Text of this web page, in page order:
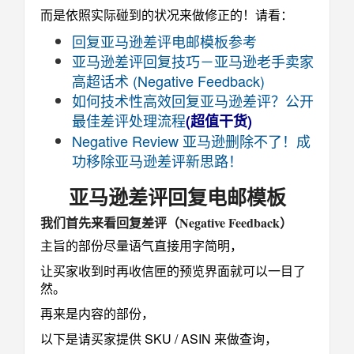
而是依照实际碰到的状况来做修正的！请看：
回复亚马逊差评电邮模板参考
亚马逊差评回复技巧－亚马逊老手卖家
高超话术 (Negative Feedback)
如何技术性高效回复亚马逊差评？公开
最佳差评处理流程(超值干货)
Negative Review 亚马逊删除不了！成
功移除亚马逊差评新思路！
亚马逊差评回复电邮模板
我们首先来看回复差评（Negative Feedback）
主旨的部份尽量语气直接用字简明，
让买家收到时再收信匣的预览界面就可以一目了
然。
再来是内容的部份，
以下是请买家提供 SKU / ASIN 来做查询，